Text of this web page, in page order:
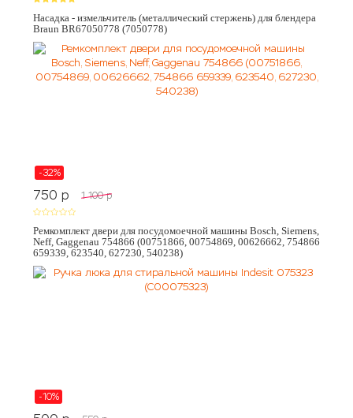
Насадка - измельчитель (металлический стержень) для блендера
Braun BR67050778 (7050778)
-32%
750 p 1 100 p
Ремкомплект двери для посудомоечной машины Bosch, Siemens,
Neff, Gaggenau 754866 (00751866, 00754869, 00626662, 754866
659339, 623540, 627230, 540238)
-10%